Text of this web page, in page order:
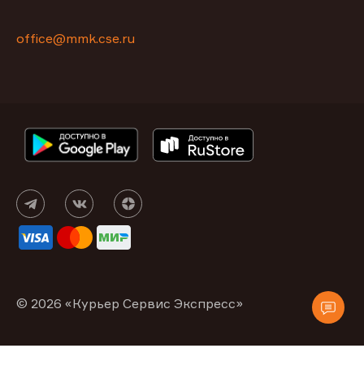
office@mmk.cse.ru
© 2026 «Курьер Сервис Экспресс»